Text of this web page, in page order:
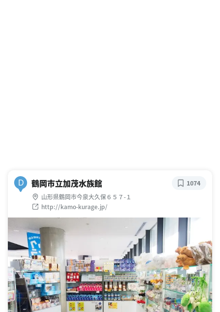
D 鶴岡市立加茂水族館
山形県鶴岡市今泉大久保６５７-１
http://kamo-kurage.jp/
1074